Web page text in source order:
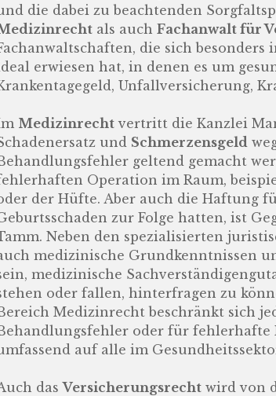
die dabei zu beachtenden
als auch Fachanwalt für
die sich
erwiesen hat, in denen es um
Unfallversicherung,
Medizinrechtvertritt die Kanzlei
und Schmerzensgeld
geltend gemacht
Operation im Raum,
der Hüfte. Aber auch die Haftung
zur Folge hatten, ist
Neben den spezialisierten
medizinische Grundkenntnissen
medizinische
oder fallen, hinterfragen zu
Medizinrecht beschränkt sich
oder für
auf alle im
dasVersicherungsrechtwird von